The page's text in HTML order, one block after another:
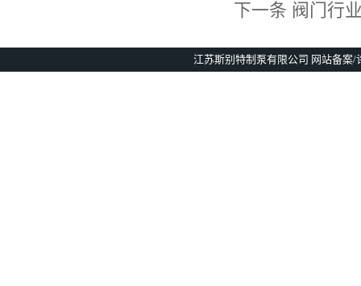
下一条 阀门行
江苏斯别特制泵有限公司 网站备案/